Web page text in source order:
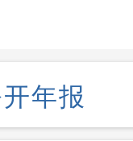
年报